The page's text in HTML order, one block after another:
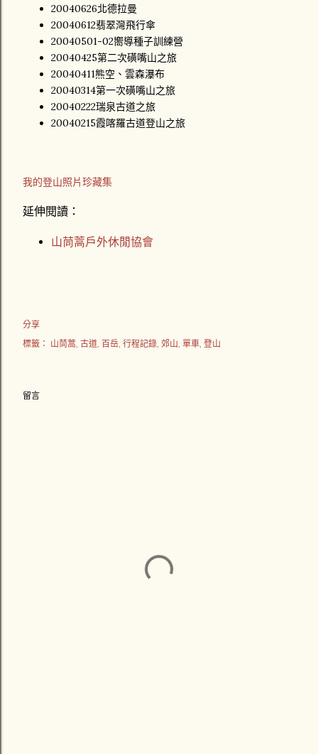
20040626北德拉曼
20040612翡翠灣飛行傘
20040501-02嚮導種子訓練營
20040425第二次磺嘴山之旅
20040411熊空、雲森瀑布
20040314第一次磺嘴山之旅
20040222瑞泉古道之旅
20040215霞喀羅古道登山之旅
我的登山照片珍藏集
延伸閱讀：
山茼蒿戶外休閒協會
分享
標籤： 山茼蒿 古道 百岳 行程記錄 郊山 單車 登山
留言